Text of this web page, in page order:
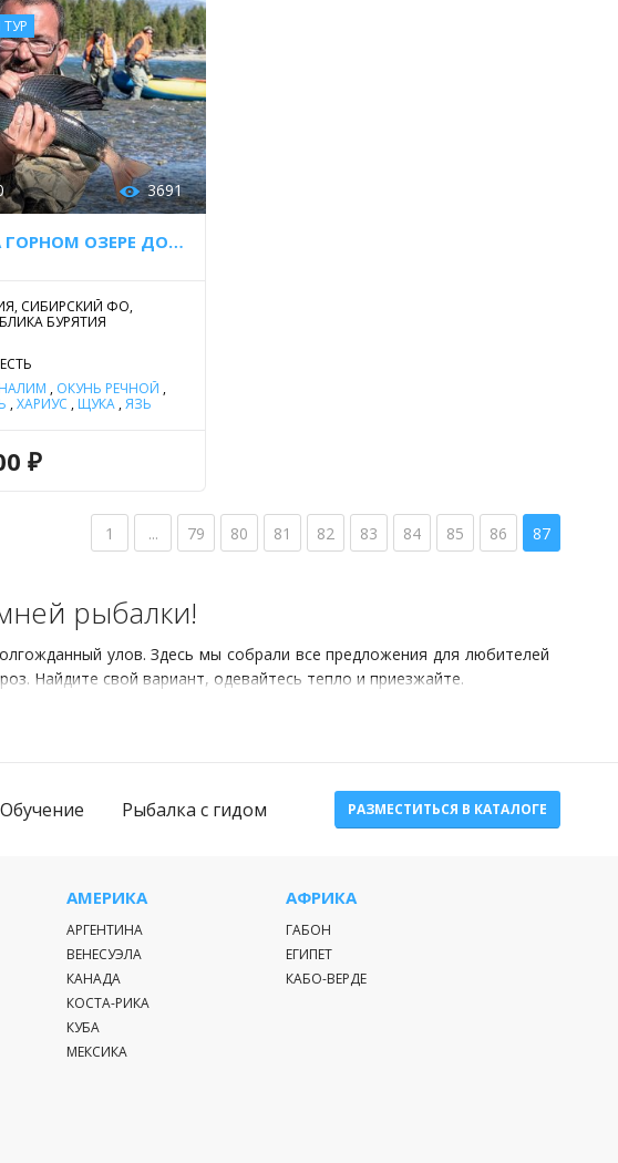
3691
РЫБАЛКА НА ГОРНОМ ОЗЕРЕ ДОЗОР-НУР
СИБИРСКИЙ ФО,
БУРЯТИЯ
ЕСТЬ
НАЛИМ , ОКУНЬ РЕЧНОЙ ,
,ХАРИУС , ЩУКА,ЯЗЬ
₽
1 ... 79 80 81 82 83 84 85 86 87
рыбалки!
улов. Здесь мы собрали все предложения для любителей
Найдите свой вариант, одевайтесь тепло и приезжайте.
удовольствие от ловли.
активный отдых.
отправиться на зимнюю морскую рыбалкуили
камин, поездки на снегоходах и многое другое. Незабываемый
отзывы
Обучение Рыбалка с гидом РАЗМЕСТИТЬСЯ В КАТАЛОГЕ
АМЕРИКА
АРГЕНТИНА
ВЕНЕСУЭЛА
КАНАДА
КОСТА-РИКА
КУБА
МЕКСИКА
АФРИКА
ГАБОН
ЕГИПЕТ
КАБО-ВЕРДЕ